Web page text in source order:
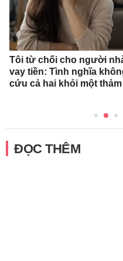
Tôi từ chối cho người
vay tiền: Tình nghĩa
cứu cả hai khỏi một
ĐỌC THÊM